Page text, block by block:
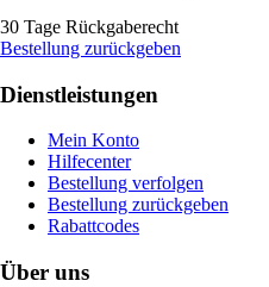
30 Tage Rückgaberecht
Bestellung zurückgeben
Dienstleistungen
Mein Konto
Hilfecenter
Bestellung verfolgen
Bestellung zurückgeben
Rabattcodes
Über uns